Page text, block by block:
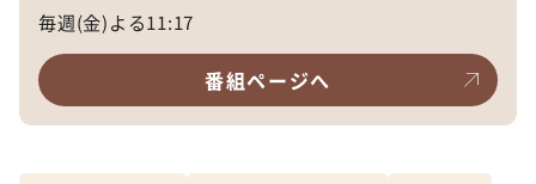
毎週(金)よる11:17
番組ページへ